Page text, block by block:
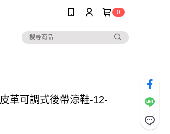
0
革可調式後帶涼鞋-12-